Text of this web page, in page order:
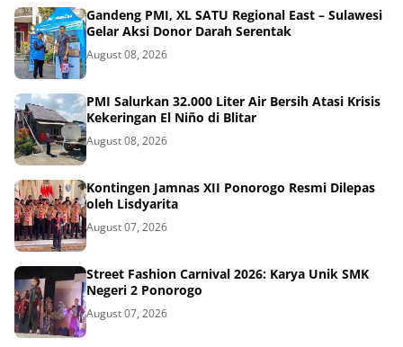
Gandeng PMI, XL SATU Regional East – Sulawesi
Gelar Aksi Donor Darah Serentak
August 08, 2026
PMI Salurkan 32.000 Liter Air Bersih Atasi Krisis
Kekeringan El Niño di Blitar
August 08, 2026
Kontingen Jamnas XII Ponorogo Resmi Dilepas
oleh Lisdyarita
August 07, 2026
Street Fashion Carnival 2026: Karya Unik SMK
Negeri 2 Ponorogo
August 07, 2026